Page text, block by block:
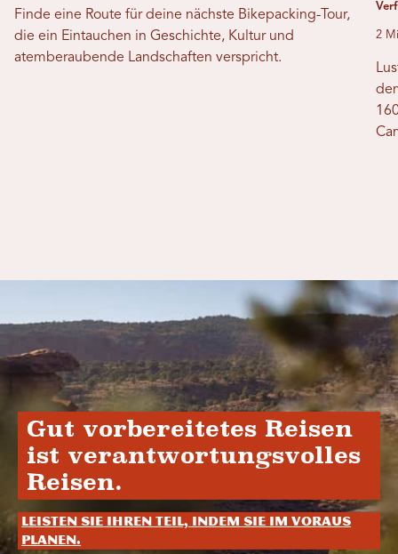
Finde eine Route für deine nächste Bikepacking-Tour,
die ein Eintauchen in Geschichte, Kultur und
atemberaubende Landschaften verspricht.
2
Gut vorbereitetes Reisen
ist verantwortungsvolles
Reisen.
Leisten Sie Ihren Teil, indem Sie im Voraus
planen.